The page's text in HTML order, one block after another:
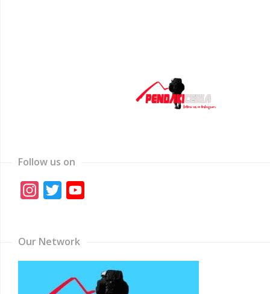
Follow us on
Instagram
Twitter
Our Network